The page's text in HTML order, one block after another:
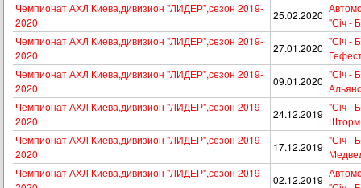
Чемпионат АХЛ Киева,дивизион "ЛИДЕР",сезон 2019-
2020
25.02.2020
"Сiч -
Чемпионат АХЛ Киева,дивизион "ЛИДЕР",сезон 2019-
2020
27.01.2020
"Сiч -
Чемпионат АХЛ Киева,дивизион "ЛИДЕР",сезон 2019-
2020
09.01.2020
"Сiч -
Альянс
Чемпионат АХЛ Киева,дивизион "ЛИДЕР",сезон 2019-
2020
24.12.2019
"Сiч -
Шторм
Чемпионат АХЛ Киева,дивизион "ЛИДЕР",сезон 2019-
2020
17.12.2019
"Сiч -
Чемпионат АХЛ Киева,дивизион "ЛИДЕР",сезон 2019-
02.12.2019